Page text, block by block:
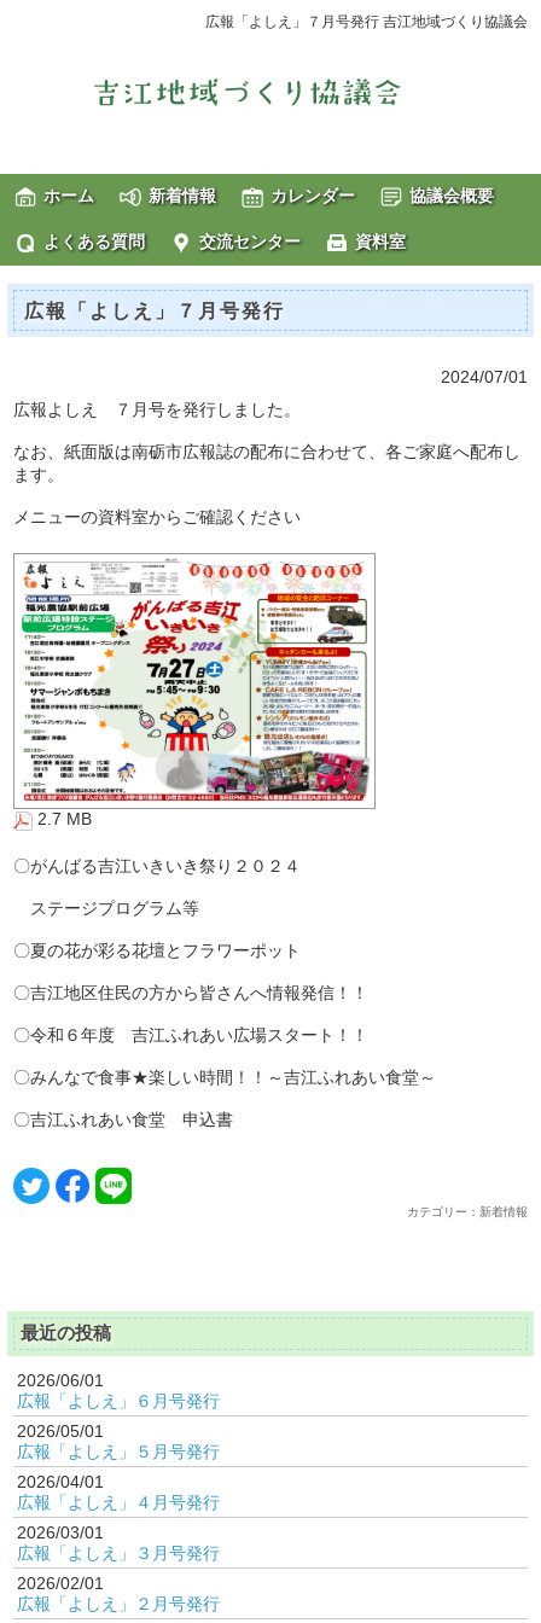
広報「よしえ」７月号発行 吉江地域づくり協議会
ホーム 新着情報 カレンダー 協議会概要
よくある質問 交流センター 資料室
広報「よしえ」７月号発行
2024/07/01
広報よしえ ７月号を発行しました。
なお、紙面版は南砺市広報誌の配布に合わせて、各ご家庭へ配布し
ます。
メニューの資料室からご確認ください
2.7 MB
〇がんばる吉江いきいき祭り２０２４
ステージプログラム等
〇夏の花が彩る花壇とフラワーポット
〇吉江地区住民の方から皆さんへ情報発信！！
〇令和６年度 吉江ふれあい広場スタート！！
〇みんなで食事★楽しい時間！！～吉江ふれあい食堂～
〇吉江ふれあい食堂 申込書
カテゴリー：新着情報
最近の投稿
2026/06/01
広報「よしえ」６月号発行
2026/05/01
広報「よしえ」５月号発行
2026/04/01
広報「よしえ」４月号発行
2026/03/01
広報「よしえ」３月号発行
2026/02/01
広報「よしえ」２月号発行